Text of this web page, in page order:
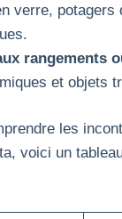
verre, potagers
rangements
et objets
les
voici un